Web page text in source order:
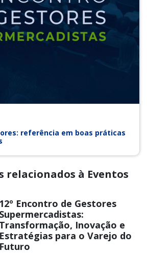
referência em boas práticas
relacionados à Eventos
12º Encontro de Gestores
Supermercadistas:
Transformação, Inovação e
Estratégias para o Varejo do
Futuro